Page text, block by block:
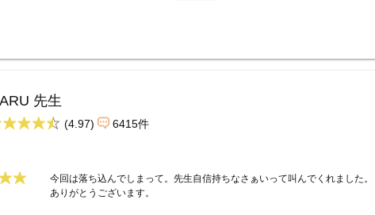
先生
(4.97) 6415件
今回は落ち込んでしまって。先生自信持ちなさぁいって叫んでくれました。
ありがとうございます。